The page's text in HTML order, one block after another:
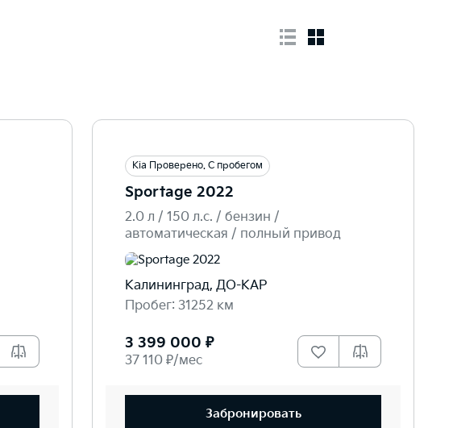
Kia Проверено. С пробегом
Sportage 2022
2.0 л / 150 л.c. / бензин /
автоматическая / полный привод
Калининград, ДО-КАР
Пробег: 31252 км
3 399 000 ₽
37 110 ₽/мес
Забронировать